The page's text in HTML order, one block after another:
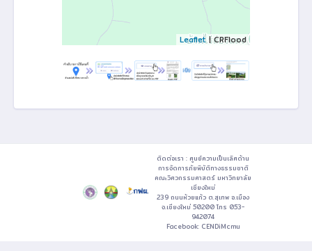
Leaflet| CRFlood
ติดต่อเรา : ศูนย์ความเป็นเลิศด้าน
การจัดการภัยพิบัติทางธรรมชาติ
คณะวิศวกรรมศาสตร์ มหาวิทยาลัย
เชียงใหม่
239 ถนนห้วยแก้ว ต.สุเทพ อ.เมือง
จ.เชียงใหม่ 50200 โทร 053-
942074
Facebook: CENDiMcmu